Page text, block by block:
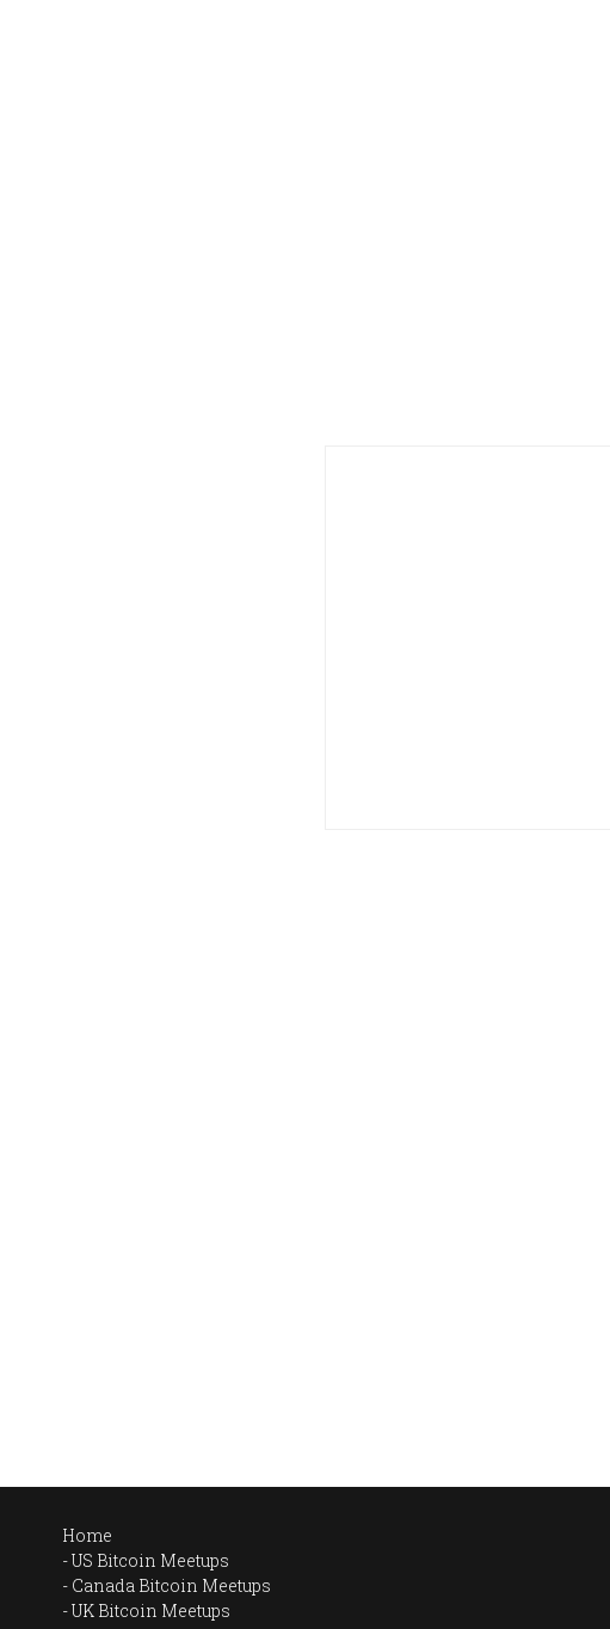
Home
US Bitcoin Meetups
Canada Bitcoin Meetups
UK Bitcoin Meetups